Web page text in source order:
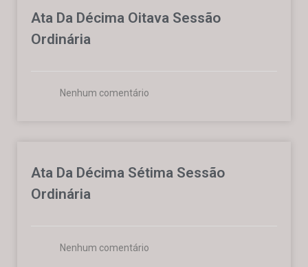
Ata Da Décima Oitava Sessão
Ordinária
Nenhum comentário
Ata Da Décima Sétima Sessão
Ordinária
Nenhum comentário